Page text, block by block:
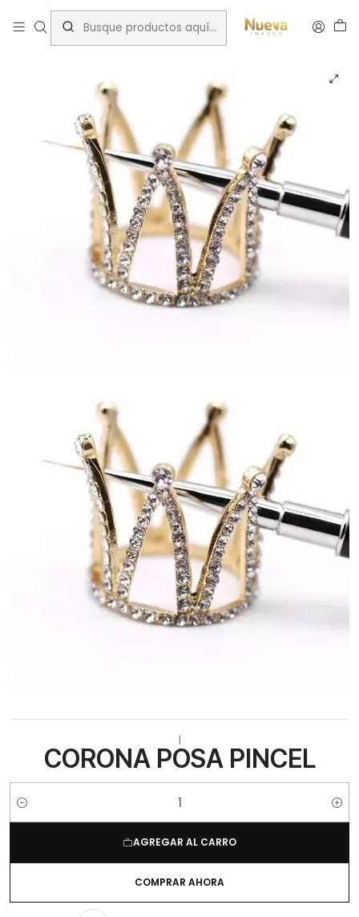
Inicio Insumos Manicure Insumos CORONA POSA PINCEL
CORONA POSA PINCEL
Cantidad
AGREGAR AL CARRO
COMPRAR AHORA